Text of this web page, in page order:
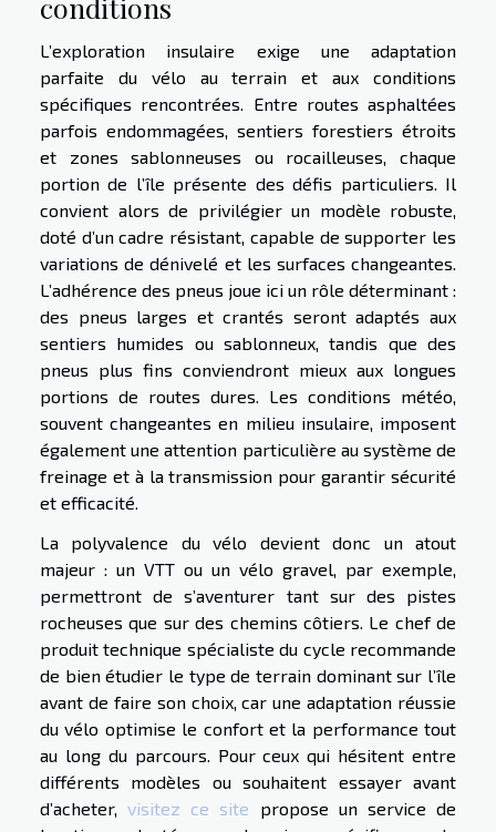
L’exploration insulaire exige une adaptation
parfaite du vélo au terrain et aux conditions
spécifiques rencontrées. Entre routes asphaltées
parfois endommagées, sentiers forestiers étroits
et zones sablonneuses ou rocailleuses, chaque
portion de l’île présente des défis particuliers. Il
convient alors de privilégier un modèle robuste,
doté d’un cadre résistant, capable de supporter les
variations de dénivelé et les surfaces changeantes.
L’adhérence des pneus joue ici un rôle déterminant :
des pneus larges et crantés seront adaptés aux
sentiers humides ou sablonneux, tandis que des
pneus plus fins conviendront mieux aux longues
portions de routes dures. Les conditions météo,
souvent changeantes en milieu insulaire, imposent
également une attention particulière au système de
freinage et à la transmission pour garantir sécurité
et efficacité.
La polyvalence du vélo devient donc un atout
majeur : un VTT ou un vélo gravel, par exemple,
permettront de s’aventurer tant sur des pistes
rocheuses que sur des chemins côtiers. Le chef de
produit technique spécialiste du cycle recommande
de bien étudier le type de terrain dominant sur l’île
avant de faire son choix, car une adaptation réussie
du vélo optimise le confort et la performance tout
au long du parcours. Pour ceux qui hésitent entre
différents modèles ou souhaitent essayer avant
d’acheter,visitez ce site propose un service de